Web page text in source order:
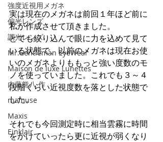
強度近視用メガネ
偏光レンズ
調光レンズ
Mr.Gentleman EyeWear
Maison de luxe Lunettes
内藤熊八 作
mamuse
Maxis
Einklair
実は現在のメガネは前回１年ほど前に
私が作成させて頂きました。
とても絞り込んで眼に力を込めて見て
いる状態で、以前のメガネは現在お使
いのメガネよりももっと強い度数のモ
ノを使っていました。これでも３～４
段階くらい近視度数を落とした状態で
した。
それでも今回測定時に相当雲霧に時間
をかけていったら更に近視が弱くなり